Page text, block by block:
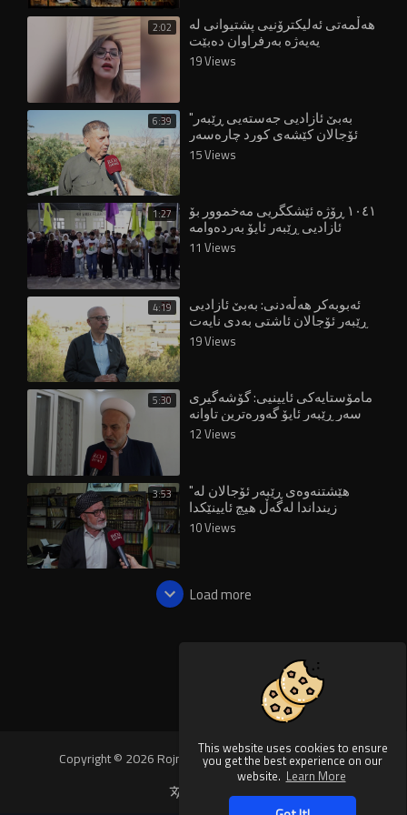
This website uses cookies to ensure
you get the best experience on our
website. Learn More
2:02 هەڵمەتی ئەلیکترۆنیی پشتیوانی لە
یەپەژە بەرفراوان دەبێت
19 Views
6:39 "بەبێ ئازادیی جەستەیی ڕێبەر
ئۆجالان کێشەی کورد چارەسەر
نابێت"
15 Views
1:27 ١٠٤١ ڕۆژە ئێشکگریی مەخموور بۆ
ئازادیی ڕێبەر ئاپۆ بەردەوامە
11 Views
4:19 ئەبوبەکر هەڵەدنی: بەبێ ئازادیی
ڕێبەر ئۆجالان ئاشتی بەدی نایەت
19 Views
5:30 مامۆستایەکی ئایینیی: گۆشەگیری
سەر ڕێبەر ئاپۆ گەورەترین تاوانە
12 Views
3:53 "هێشتنەوەی ڕێبەر ئۆجالان لە
زینداندا لەگەڵ هیچ ئایینێکدا
نایەتەوە"10 Views
Load more
Copyright © 2026 Rojnews Video. All rights reserved.
Language